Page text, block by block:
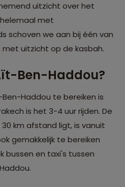
uitzicht over het
met
schoven we aan bij één van
uitzicht op de kasbah.
Ben-Haddou?
Haddou te bereiken is
is het 3-4 uur rijden. De
km afstand ligt, is vanuit
gemakkelijk te bereiken
bussen en taxi's tussen